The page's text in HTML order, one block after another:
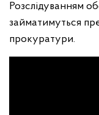
Розслідуванням
займатимуться
прокуратури.